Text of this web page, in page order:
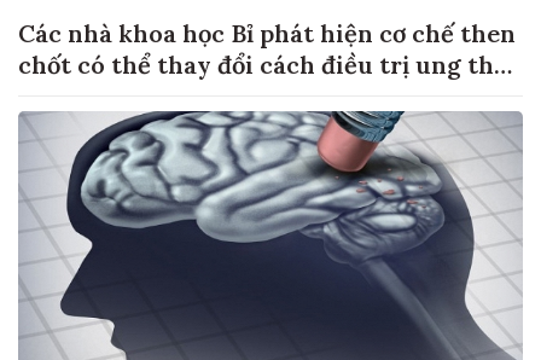
Các nhà khoa học Bỉ phát hiện cơ chế then
chốt có thể thay đổi cách điều trị ung thư